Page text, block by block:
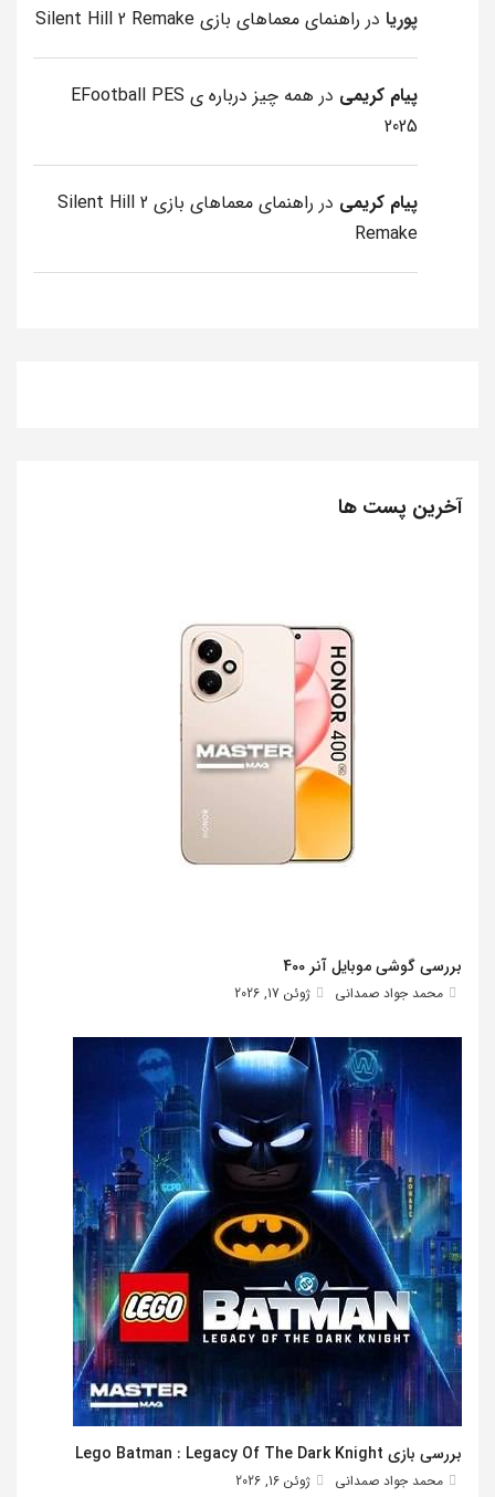
پوریا در راهنمای معماهای بازی Silent Hill 2 Remake
پیام کریمی در
همه چیز درباره ی EFootball PES
2025
پیام کریمی در
راهنمای معماهای بازی Silent Hill 2
Remake
آخرین پست ها
بررسی گوشی موبایل آنر 400
محمد جواد صمدانی ژوئن 17, 2026
بررسی بازی Lego Batman : Legacy Of The Dark Knight
محمد جواد صمدانی ژوئن 16, 2026